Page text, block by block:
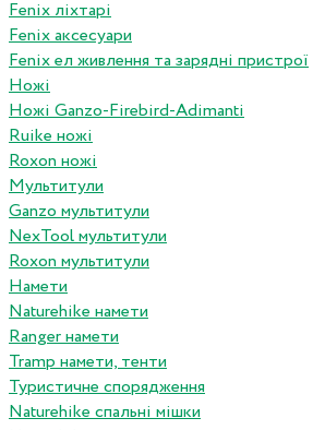
Fenix ліхтарі
Fenix аксесуари
Fenix ел живлення та зарядні пристрої
Ножі
Ножі Ganzo-Firebird-Adimanti
Ruike ножі
Roxon ножi
Мультитули
Ganzo мультитули
NexTool мультитули
Roxon мультитули
Намети
Naturehike намети
Ranger намети
Tramp намети, тенти
Туристичне спорядження
Naturehike спальні мішки